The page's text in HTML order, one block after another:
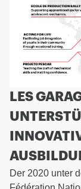
LES
Der 2020 unter